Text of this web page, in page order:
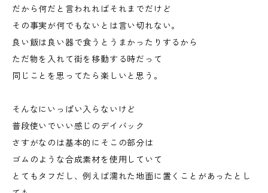
だから何だと言われればそれまでだけど
その事実が何でもないとは言い切れない。
良い飯は良い器で食うとうまかったりするから
ただ物を入れて街を移動する時だって
同じことを思ってたら楽しいと思う。
そんなにいっぱい入らないけど
普段使いでいい感じのデイバック
さすがなのは基本的にそこの部分は
ゴムのような合成素材を使用していて
とてもタフだし、例えば濡れた地面に置くことがあったとし